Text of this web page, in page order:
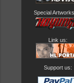
Special
Link us:
Support us: